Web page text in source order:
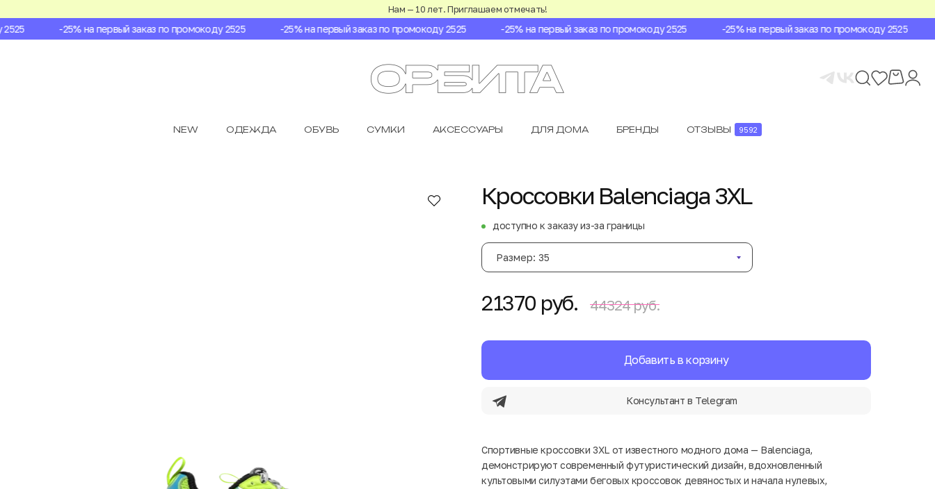
Нам — 10 лет. Приглашаем отмечать!
-25% на первый заказ по промокоду 2525 -25% на первый заказ по промокоду 2525 -25% на первый заказ по промокоду 2525 -25% на первый заказ по промокоду 2525
NEW ОДЕЖДА ОБУВЬ СУМКИ АКСЕССУАРЫ ДЛЯ ДОМА БРЕНДЫ ОТЗЫВЫ 9592
Кроссовки Balenciaga 3XL
доступно к заказу из-за границы
Размер: 35
21370 руб. 44324 руб.
Добавить в корзину
Консультант в Telegram
Спортивные кроссовки 3XL от известного модного дома — Balenciaga,
демонстрируют современный футуристический дизайн, вдохновленный
культовыми силуэтами беговых кроссовок девяностых и начала нулевых,